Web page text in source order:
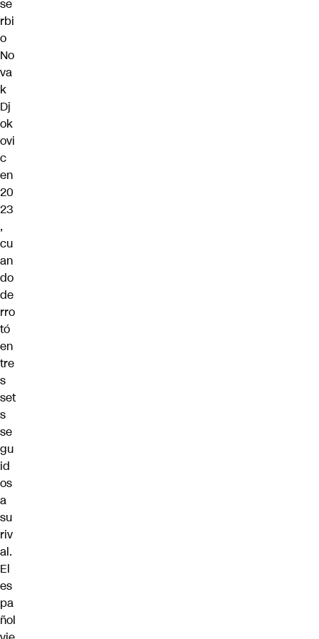
se
rbi
o
No
va
k
Dj
ok
ovi
c
en
20
23
,
cu
an
do
de
rro
tó
en
tre
s
set
s
se
gu
id
os
a
su
riv
al.
El
es
pa
ñol